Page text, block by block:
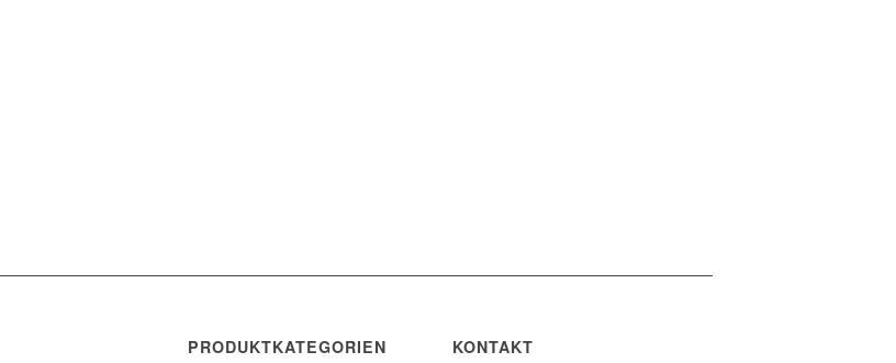
PRODUKTKATEGORIEN KONTAKT